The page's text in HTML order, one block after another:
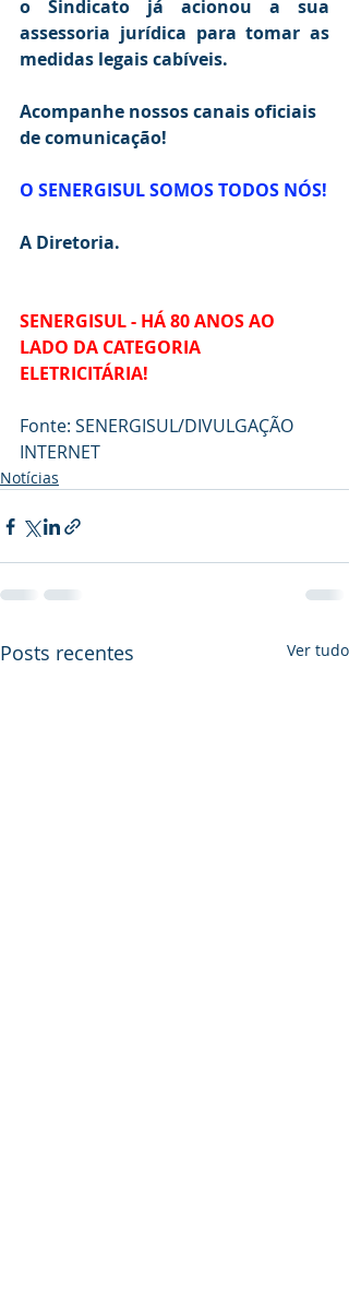
o Sindicato já acionou a sua
assessoria jurídica para tomar as
medidas legais cabíveis.
Acompanhe nossos canais oficiais
de comunicação!
O SENERGISUL SOMOS TODOS NÓS!
A Diretoria.
SENERGISUL - HÁ 80 ANOS AO
LADO DA CATEGORIA
ELETRICITÁRIA!
Fonte: SENERGISUL/DIVULGAÇÃO
INTERNET
Notícias
Posts recentes Ver tudo